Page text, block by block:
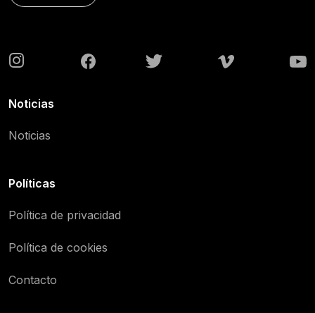
Noticias
Noticias
Políticas
Política de privacidad
Política de cookies
Contacto